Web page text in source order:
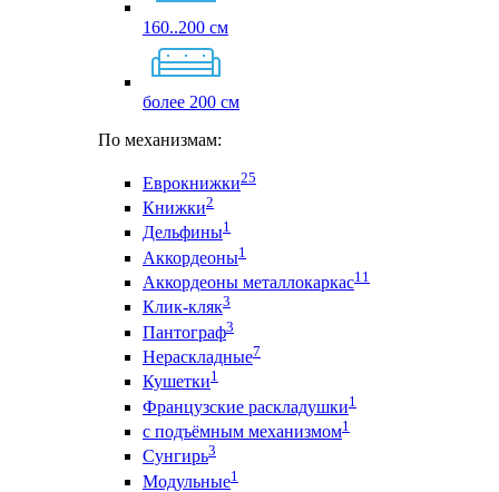
160..200 см
более 200 см
По механизмам:
Еврокнижки25
Книжки2
Дельфины1
Аккордеоны1
Аккордеоны металлокаркас11
Клик-кляк3
Пантограф3
Нераскладные7
Кушетки1
Французские раскладушки1
с подъёмным механизмом1
Сунгирь3
Модульные1